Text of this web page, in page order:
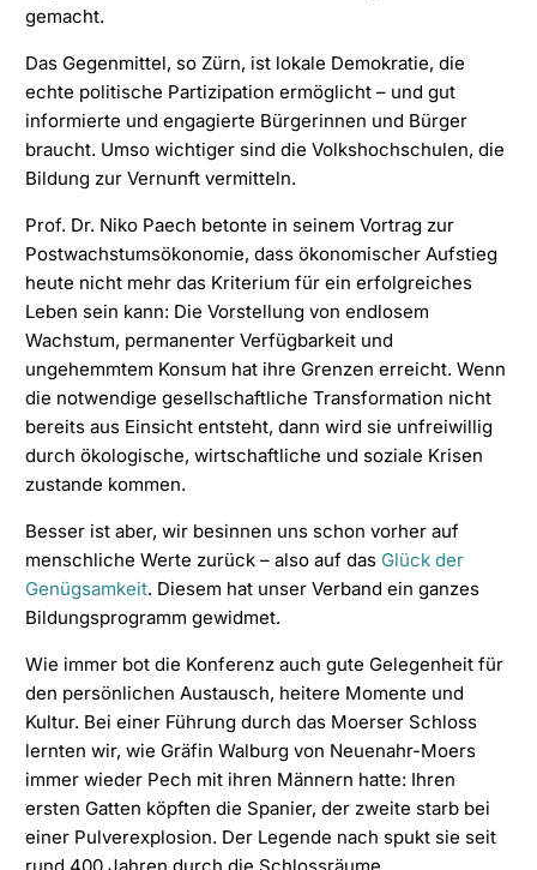
gemacht.
Das Gegenmittel, so Zürn, ist lokale Demokratie, die
echte politische Partizipation ermöglicht – und gut
informierte und engagierte Bürgerinnen und Bürger
braucht. Umso wichtiger sind die Volkshochschulen, die
Bildung zur Vernunft vermitteln.
Prof. Dr. Niko Paech betonte in seinem Vortrag zur
Postwachstumsökonomie, dass ökonomischer Aufstieg
heute nicht mehr das Kriterium für ein erfolgreiches
Leben sein kann: Die Vorstellung von endlosem
Wachstum, permanenter Verfügbarkeit und
ungehemmtem Konsum hat ihre Grenzen erreicht. Wenn
die notwendige gesellschaftliche Transformation nicht
bereits aus Einsicht entsteht, dann wird sie unfreiwillig
durch ökologische, wirtschaftliche und soziale Krisen
zustande kommen.
Besser ist aber, wir besinnen uns schon vorher auf
menschliche Werte zurück – also auf das Glück der
Genügsamkeit. Diesem hat unser Verband ein ganzes
Bildungsprogramm gewidmet.
Wie immer bot die Konferenz auch gute Gelegenheit für
den persönlichen Austausch, heitere Momente und
Kultur. Bei einer Führung durch das Moerser Schloss
lernten wir, wie Gräfin Walburg von Neuenahr-Moers
immer wieder Pech mit ihren Männern hatte: Ihren
ersten Gatten köpften die Spanier, der zweite starb bei
einer Pulverexplosion. Der Legende nach spukt sie seit